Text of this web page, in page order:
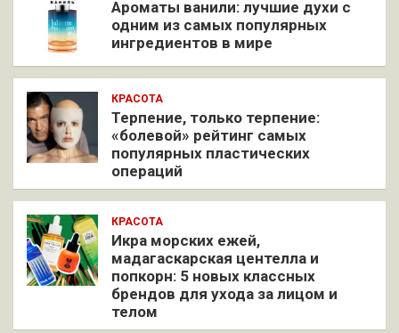
Ароматы ванили: лучшие духи с
одним из самых популярных
ингредиентов в мире
КРАСОТА
Терпение, только терпение:
«болевой» рейтинг самых
популярных пластических
операций
КРАСОТА
Икра морских ежей,
мадагаскарская центелла и
попкорн: 5 новых классных
брендов для ухода за лицом и
телом